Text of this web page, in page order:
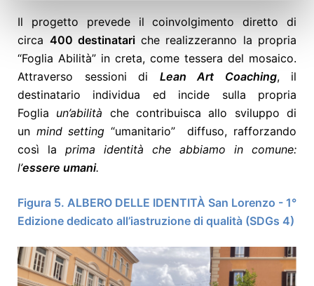
Il progetto prevede il coinvolgimento diretto di
circa 400 destinatari che realizzeranno la propria
“Foglia Abilità” in creta, come tessera del mosaico.
Attraverso sessioni di Lean Art Coaching, il
destinatario individua ed incide sulla propria
Foglia un’abilità che contribuisca allo sviluppo di
un mind setting“umanitario” diffuso, rafforzando
così la prima identità che abbiamo in comune:
l’essere umani.
Figura 5. ALBERO DELLE IDENTITÀ San Lorenzo - 1°
Edizione dedicato all’iastruzione di qualità (SDGs 4)